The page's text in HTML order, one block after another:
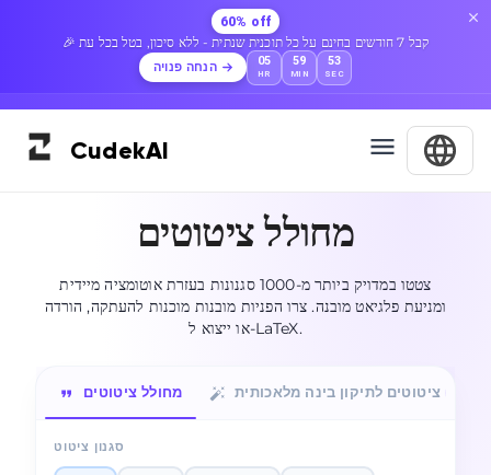
60% off
🎉 קבל 7 חודשים בחינם על כל תוכנית שנתית - ללא סיכון, בטל בכל עת
הנחה פנויה 05
HR
59
MIN
52
SEC
CudekAI
מחולל ציטוטים
צטטו במדויק ביותר מ-1000 סגנונות בעזרת אוטומציה מיידית
ומניעת פלגיאט מובנה. צרו הפניות מובנות מוכנות להעתקה, הורדה
או ייצוא ל-LaTeX.
מחולל ציטוטים ציטוטים לתיקון בינה מלאכותית
סגנון ציטוט